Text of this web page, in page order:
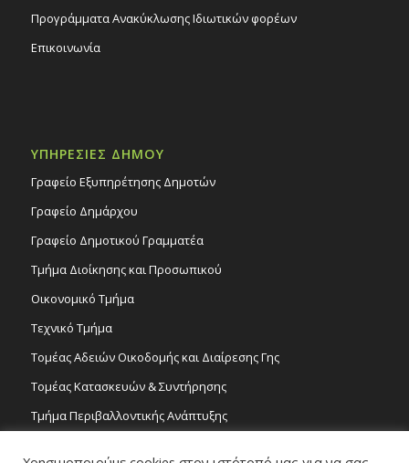
Προγράμματα Ανακύκλωσης Ιδιωτικών φορέων
Επικοινωνία
ΥΠΗΡΕΣΙΕΣ ΔΗΜΟΥ
Γραφείο Εξυπηρέτησης Δημοτών
Γραφείο Δημάρχου
Γραφείο Δημοτικού Γραμματέα
Τμήμα Διοίκησης και Προσωπικού
Οικονομικό Τμήμα
Τεχνικό Τμήμα
Τομέας Αδειών Οικοδομής και Διαίρεσης Γης
Τομέας Κατασκευών & Συντήρησης
Τμήμα Περιβαλλοντικής Ανάπτυξης